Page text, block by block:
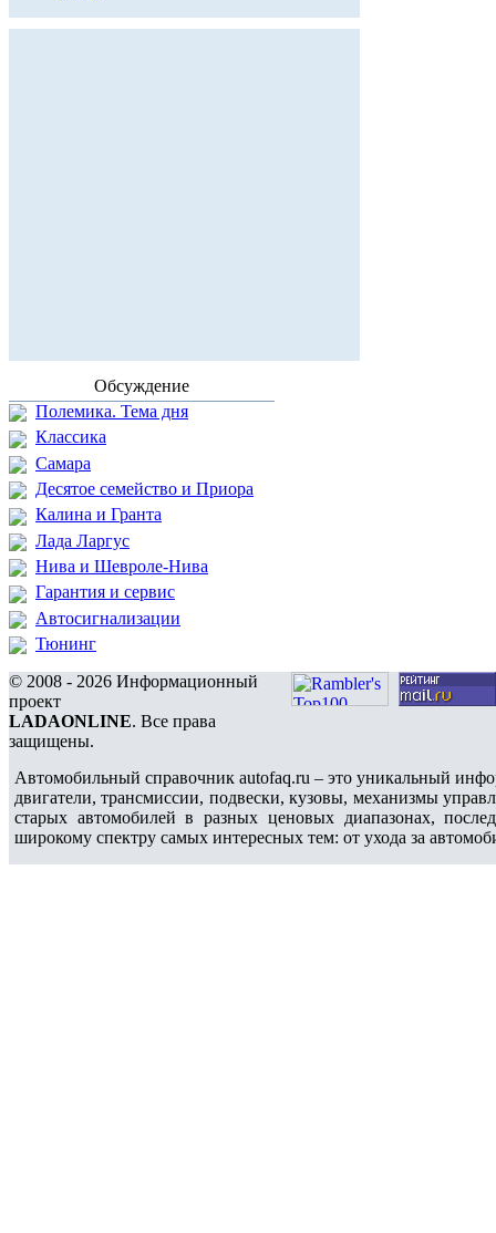
Обсуждение
Полемика. Тема дня
Классика
Самара
Десятое семейство и Приора
Калина и Гранта
Лада Ларгус
Нива и Шевроле-Нива
Гарантия и сервис
Автосигнализации
Тюнинг
© 2008 - 2026 Информационный
проект
LADAONLINE. Все права
защищены.
Автомобильный справочник autofaq.ru – это уникальный
двигатели, трансмиссии, подвески, кузовы, механизмы
старых автомобилей в разных ценовых диапазонах,
широкому спектру самых интересных тем: от ухода за